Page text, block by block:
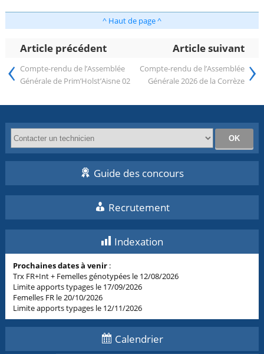
^ Haut de page ^
Article précédent Article suivant
‹ Compte-rendu de l’Assemblée
Générale de Prim’Holst’Aisne 02
Compte-rendu de l’Assemblée
Générale 2026 de la Corrèze ›
Guide des concours
Recrutement
Indexation
Prochaines dates à venir :
Trx FR+Int + Femelles génotypées le 12/08/2026
Limite apports typages le 17/09/2026
Femelles FR le 20/10/2026
Limite apports typages le 12/11/2026
Calendrier